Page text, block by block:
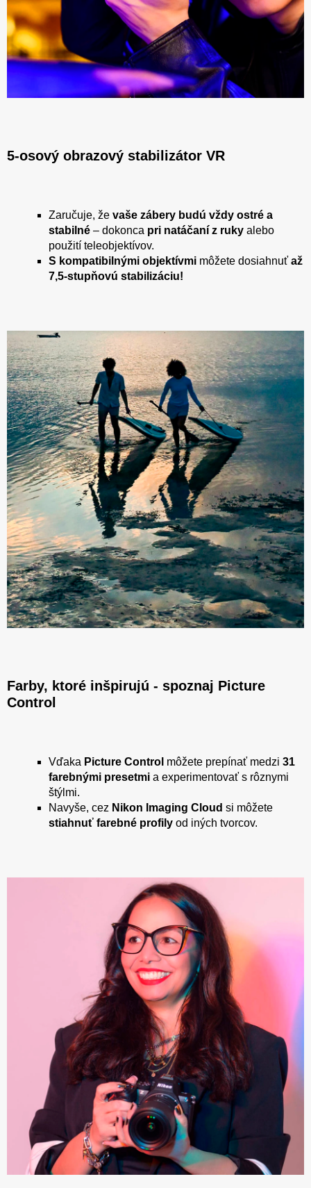
5-osový obrazový stabilizátor VR
Zaručuje, že vaše zábery budú vždy ostré a
stabilné – dokonca pri natáčaní z ruky alebo
použití teleobjektívov.
S kompatibilnými objektívmi môžete dosiahnuť až
7,5-stupňovú stabilizáciu!
Farby, ktoré inšpirujú - spoznaj Picture
Control
Vďaka Picture Control môžete prepínať medzi 31
farebnými presetmi a experimentovať s rôznymi
štýlmi.
Navyše, cez Nikon Imaging Cloud si môžete
stiahnuť farebné profily od iných tvorcov.